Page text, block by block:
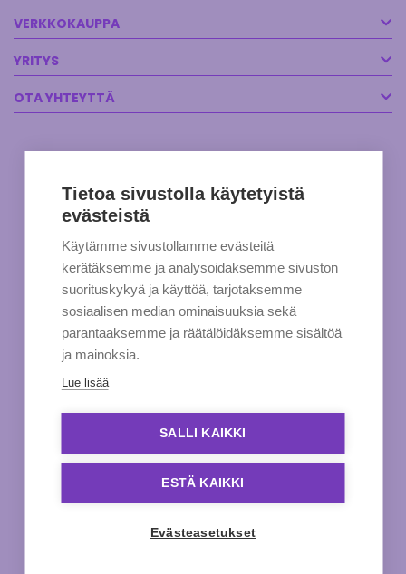
VERKKOKAUPPA
YRITYS
OTA YHTEYTTÄ
Tietoa sivustolla käytetyistä
evästeistä
Käytämme sivustollamme evästeitä
kerätäksemme ja analysoidaksemme sivuston
suorituskykyä ja käyttöä, tarjotaksemme
sosiaalisen median ominaisuuksia sekä
parantaaksemme ja räätälöidäksemme sisältöä
ja mainoksia.
Lue lisää
SALLI KAIKKI
ESTÄ KAIKKI
Evästeasetukset